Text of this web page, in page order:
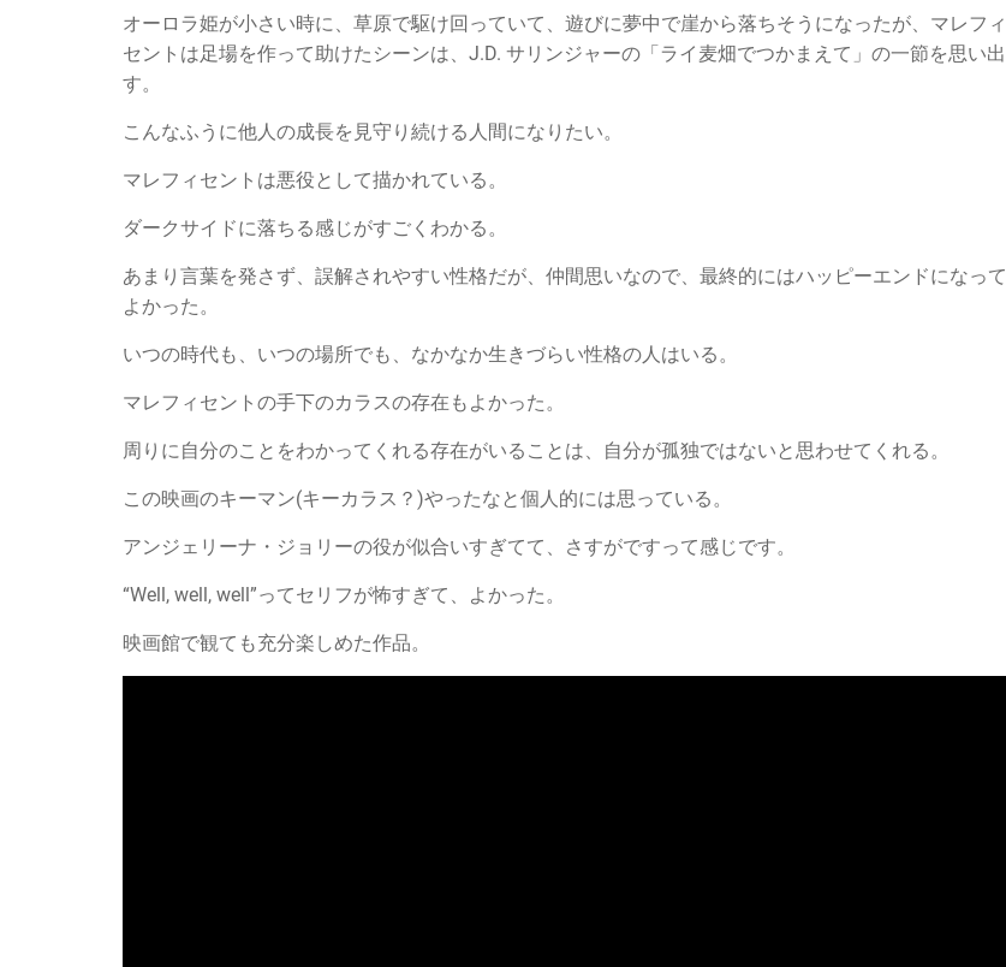
オーロラ姫が小さい時に、草原で駆け回っていて、遊びに夢中で崖から落ちそうになったが、マレフィ
セントは足場を作って助けたシーンは、J.D. サリンジャーの「ライ麦畑でつかまえて」の一節を思い出
す。
こんなふうに他人の成長を見守り続ける人間になりたい。
マレフィセントは悪役として描かれている。
ダークサイドに落ちる感じがすごくわかる。
あまり言葉を発さず、誤解されやすい性格だが、仲間思いなので、最終的にはハッピーエンドになって
よかった。
いつの時代も、いつの場所でも、なかなか生きづらい性格の人はいる。
マレフィセントの手下のカラスの存在もよかった。
周りに自分のことをわかってくれる存在がいることは、自分が孤独ではないと思わせてくれる。
この映画のキーマン(キーカラス？)やったなと個人的には思っている。
アンジェリーナ・ジョリーの役が似合いすぎてて、さすがですって感じです。
“Well, well, well”ってセリフが怖すぎて、よかった。
映画館で観ても充分楽しめた作品。